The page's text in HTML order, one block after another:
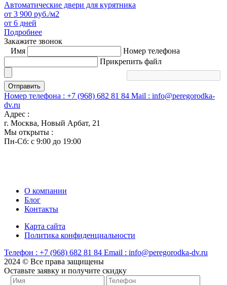
Автоматические двери для курятника
от 3 900 руб./м2
от 6 дней
Подробнее
Закажите звонок
Имя
Номер телефона
Прикрепить файл
Отправить
Номер телефона : +7 (968) 682 81 84 Mail : info@peregorodka-
dv.ru
Адрес :
г. Москва, Новый Арбат, 21
Мы открыты :
Пн-Сб: с 9:00 до 19:00
О компании
Блог
Контакты
Карта сайта
Политика конфиденциальности
Телефон : +7 (968) 682 81 84 Email : info@peregorodka-dv.ru
2024 © Все права защищены
Оставьте заявку и получите скидку